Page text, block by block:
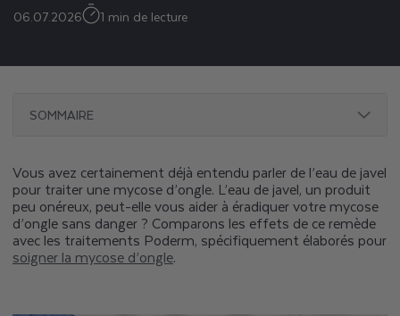
06.07.2026 1 min de lecture
SOMMAIRE
Vous avez certainement déjà entendu parler de l’eau de javel
pour traiter une mycose d’ongle. L’eau de javel, un produit
peu onéreux, peut-elle vous aider à éradiquer votre mycose
d’ongle sans danger ? Comparons les effets de ce remède
avec les traitements Poderm, spécifiquement élaborés pour
soigner la mycose d’ongle.